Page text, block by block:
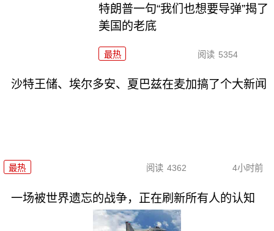
特朗普一句“我们也想要导弹”揭了
美国的老底
最热 阅读 5354
沙特王储、埃尔多安、夏巴兹在麦加搞了个大新闻
最热 阅读 4362 4小时前
一场被世界遗忘的战争，正在刷新所有人的认知